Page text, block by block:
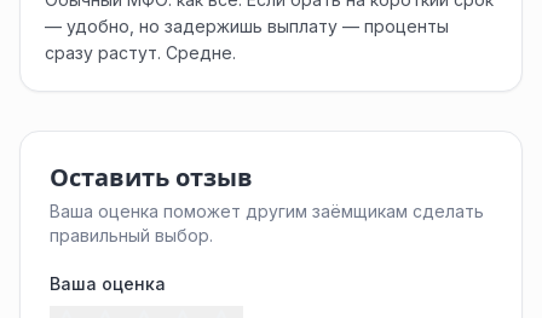
— удобно, но задержишь выплату — проценты
сразу растут. Средне.
Оставить отзыв
Ваша оценка поможет другим заёмщикам сделать
правильный выбор.
Ваша оценка